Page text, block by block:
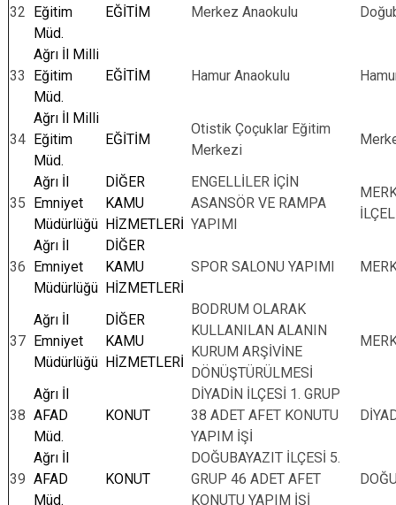
32 Eğitim
Müd.
EĞİTİM Merkez Anaokulu
33
Ağrı İl Milli
Eğitim
Müd.
EĞİTİM Hamur Anaokulu
34
Ağrı İl Milli
Eğitim
Müd.
EĞİTİM
Otistik Çoçuklar Eğitim
Merkezi
35
Ağrı İl
Emniyet
Müdürlüğü
DİĞER
KAMU
HİZMETLERİ
ENGELLİLER İÇİN
ASANSÖR VE RAMPA
YAPIMI
36
Ağrı İl
Emniyet
Müdürlüğü
DİĞER
KAMU
HİZMETLERİ
SPOR SALONU YAPIMI
37
Ağrı İl
Emniyet
Müdürlüğü
DİĞER
KAMU
HİZMETLERİ
BODRUM OLARAK
KULLANILAN ALANIN
KURUM ARŞİVİNE
DÖNÜŞTÜRÜLMESİ
38
Ağrı İl
AFAD
Müd.
KONUT
DİYADİN İLÇESİ 1. GRUP
38 ADET AFET KONUTU
YAPIM İŞİ
39
Ağrı İl
AFAD
Müd.
KONUT
DOĞUBAYAZIT İLÇESİ 5.
GRUP 46 ADET AFET
KONUTU YAPIM İŞİ